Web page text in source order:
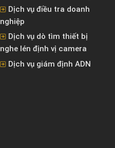
Dịch vụ điều tra doanh
nghiệp
Dịch vụ dò tìm thiết bị
nghe lén định vị camera
Dịch vụ giám định ADN